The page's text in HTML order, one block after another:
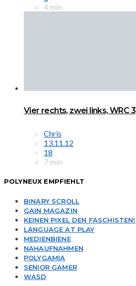
4 min
Vier rechts, zwei links, WRC 3
Chris
13.11.12
18
7 min
POLYNEUX EMPFIEHLT
BINARY SCROLL
GAIN MAGAZIN
KEINEN PIXEL DEN FASCHISTEN!
LANGUAGE AT PLAY
MEDIENBIENE
NAHAUFNAHMEN
POLYGAMIA
SENIOR GAMER
WASD